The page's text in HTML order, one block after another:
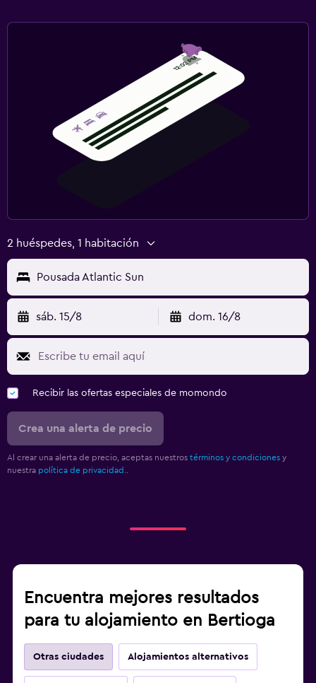
2 huéspedes, 1 habitación
Pousada Atlantic Sun
sáb. 15/8 dom. 16/8
Recibir las ofertas especiales de momondo
Crea una alerta de precio
Al crear una alerta de precio, aceptas nuestros términos y condiciones y
nuestra política de privacidad.
Encuentra mejores resultados
para tu alojamiento en Bertioga
Otras ciudades Alojamientos alternativos